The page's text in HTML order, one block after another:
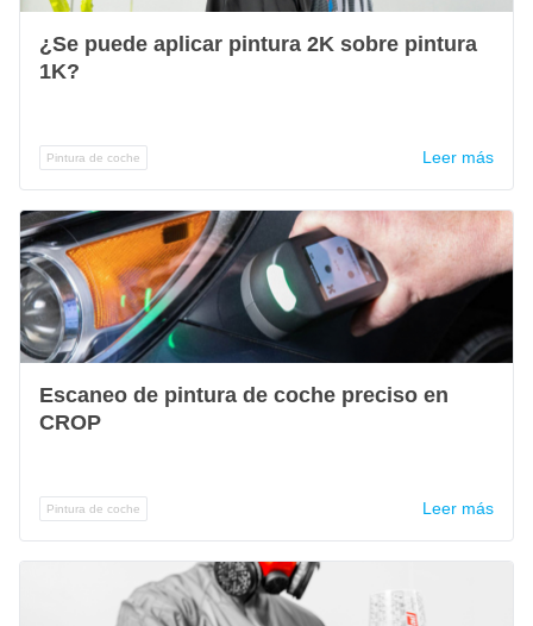
¿Se puede aplicar pintura 2K sobre pintura
1K?
Pintura de coche Leer más
Escaneo de pintura de coche preciso en
CROP
Pintura de coche Leer más